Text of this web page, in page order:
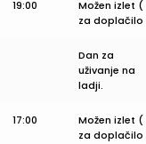
19:00
Možen izlet (
za doplačilo
Dan za
uživanje na
ladji.
17:00
Možen izlet (
za doplačilo